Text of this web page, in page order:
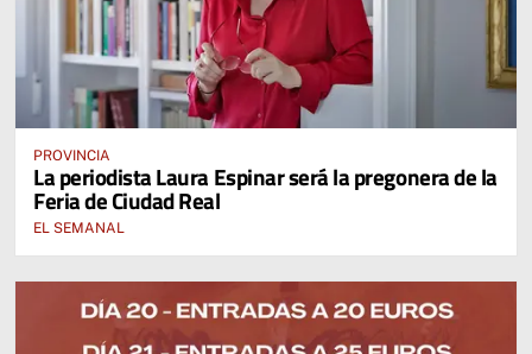
PROVINCIA
La periodista Laura Espinar será la pregonera de la
Feria de Ciudad Real
EL SEMANAL